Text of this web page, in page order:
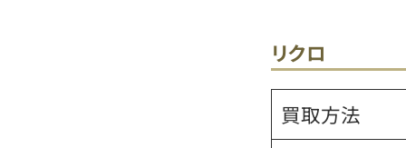
リクロ
買取方法